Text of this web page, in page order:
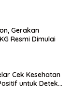
Gerakan
Resmi Dimulai
Cek Kesehatan
untuk Deteksi